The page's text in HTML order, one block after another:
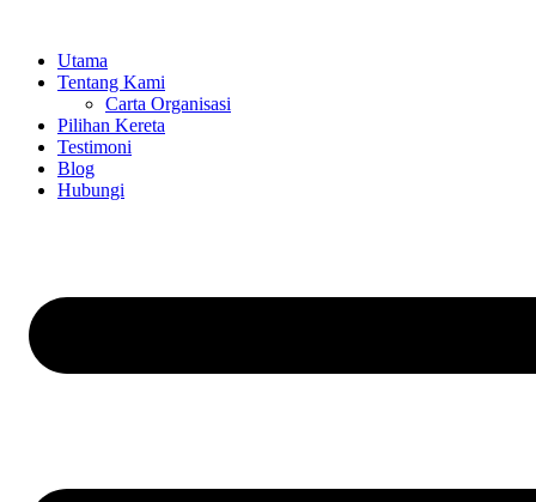
contentUtama
Tentang Kami
Carta Organisasi
Pilihan Kereta
Testimoni
Blog
Hubungi